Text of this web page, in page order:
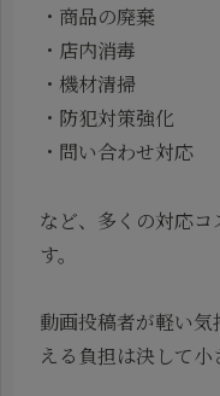
・商品の廃棄
・店内消毒
・機材清掃
・防犯対策強化
・問い合わせ対応
など、多くの対応
す。
動画投稿者が軽い
える負担は決して小